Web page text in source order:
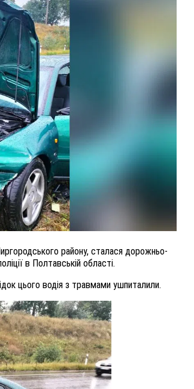
району, сталася дорожньо-
в Полтавській області.
цього водія з травмами ушпиталили.
ОТРИМАНИХ НА ВІЙНІ,
ЮРІЙ ВОЙТИК
0